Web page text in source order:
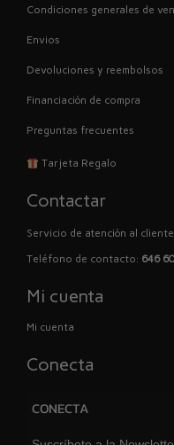
Condiciones generales de
Envios
Devoluciones y reembolsos
Financiación de compra
Preguntas frecuentes
Tarjeta Regalo
Contactar
Servicio de atención al cliente
Teléfono de contacto: 646
Mi cuenta
Mi cuenta
Conecta
CONECTA